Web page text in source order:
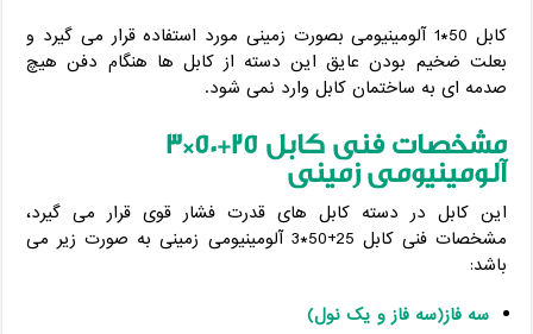
کابل 50*1 آلومینیومی بصورت زمینی مورد استفاده قرار می گیرد و
بعلت ضخیم بودن عایق این دسته از کابل ها هنگام دفن هیچ
صدمه ای به ساختمان کابل وارد نمی شود.
مشخصات فنی کابل 25+50*3
آلومینیومی زمینی
این کابل در دسته کابل های قدرت فشار قوی قرار می گیرد،
مشخصات فنی کابل 25+50*3 آلومینیومی زمینی به صورت زیر می
باشد:
سه فاز(سه فاز و یک نول)